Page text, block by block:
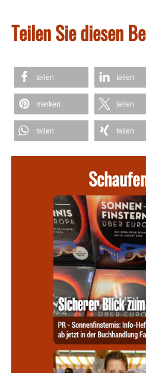
Teilen Sie diesen
teilen teilen
merken teilen
teilen teilen